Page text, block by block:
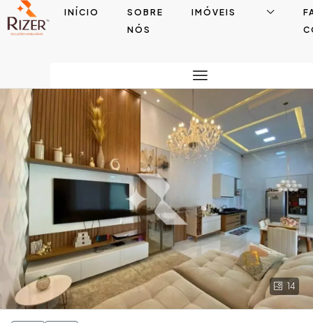
INÍCIO
SOBRE
NÓS
IMÓVEIS
14